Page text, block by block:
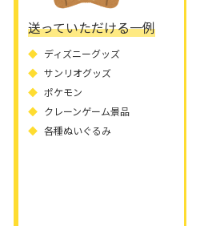
送っていただける一例
ディズニーグッズ
サンリオグッズ
ポケモン
クレーンゲーム景品
各種ぬいぐるみ